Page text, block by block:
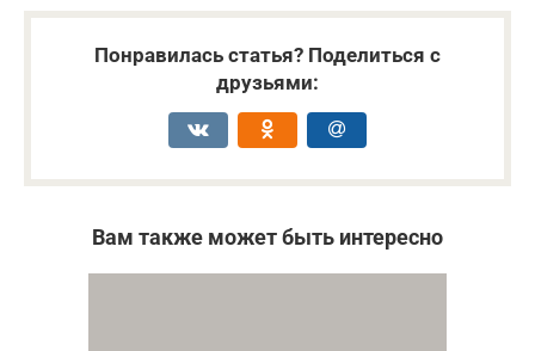
Понравилась статья? Поделиться с
друзьями:
Вам также может быть интересно